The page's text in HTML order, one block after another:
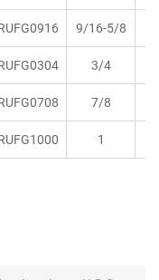
9/16-5/8
3/4
7/8
1